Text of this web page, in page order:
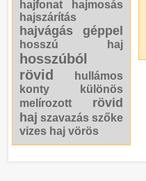
hajfonat
hajmosás
hajszárítás
hajvágás géppel
hosszú haj
hosszúból
rövid
hullámos
konty
különös
melírozott
rövid
haj szavazás szőke
vizes haj vörös